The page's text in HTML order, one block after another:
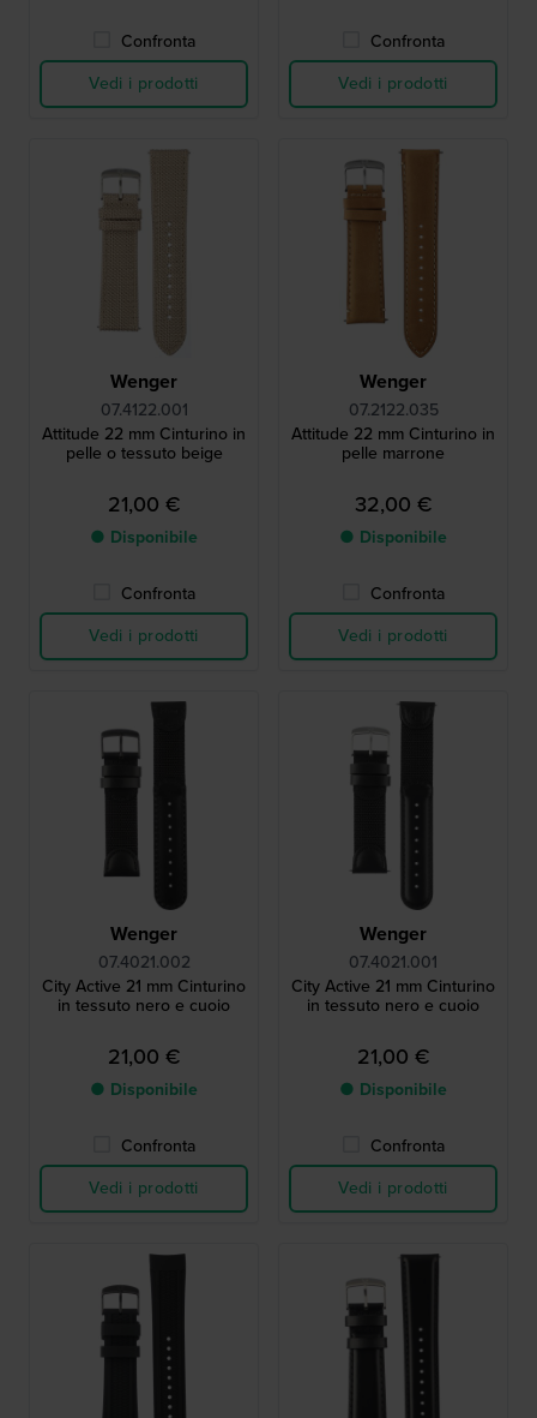
Confronta
Vedi i prodotti
Confronta
Vedi i prodotti
Wenger
07.4122.001
Attitude 22 mm Cinturino in
pelle o tessuto beige
21,00 €
● Disponibile
Confronta
Vedi i prodotti
Wenger
07.2122.035
Attitude 22 mm Cinturino in
pelle marrone
32,00 €
● Disponibile
Confronta
Vedi i prodotti
Wenger
07.4021.002
City Active 21 mm Cinturino
in tessuto nero e cuoio
21,00 €
● Disponibile
Confronta
Vedi i prodotti
Wenger
07.4021.001
City Active 21 mm Cinturino
in tessuto nero e cuoio
21,00 €
● Disponibile
Confronta
Vedi i prodotti